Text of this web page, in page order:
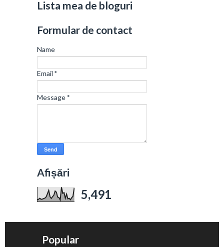
Lista mea de bloguri
Formular de contact
Name
Email *
Message*
Afișări
5,491
Popular